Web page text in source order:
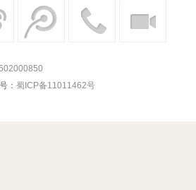
： 蜀ICP备11011462号